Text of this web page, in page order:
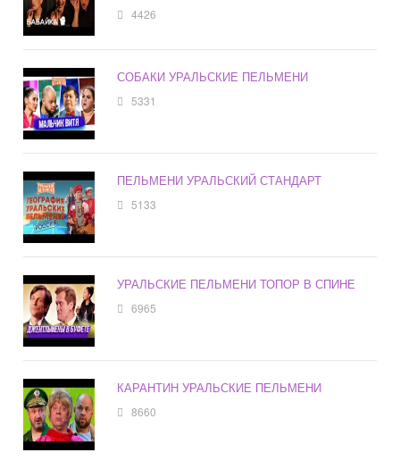
4426
СОБАКИ УРАЛЬСКИЕ ПЕЛЬМЕНИ
5331
ПЕЛЬМЕНИ УРАЛЬСКИЙ СТАНДАРТ
5133
УРАЛЬСКИЕ ПЕЛЬМЕНИ ТОПОР В СПИНЕ
6965
КАРАНТИН УРАЛЬСКИЕ ПЕЛЬМЕНИ
8660